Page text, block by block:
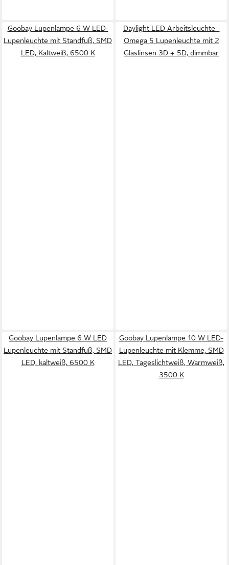
Goobay Lupenlampe 6 W LED-
Lupenleuchte mit Standfuß, SMD
LED, Kaltweiß, 6500 K
Daylight LED Arbeitsleuchte -
Omega 5 Lupenleuchte mit 2
Glaslinsen 3D + 5D, dimmbar
Goobay Lupenlampe 6 W LED
Lupenleuchte mit Standfuß, SMD
LED, kaltweiß, 6500 K
Goobay Lupenlampe 10 W LED-
Lupenleuchte mit Klemme, SMD
LED, Tageslichtweiß, Warmweiß,
3500 K